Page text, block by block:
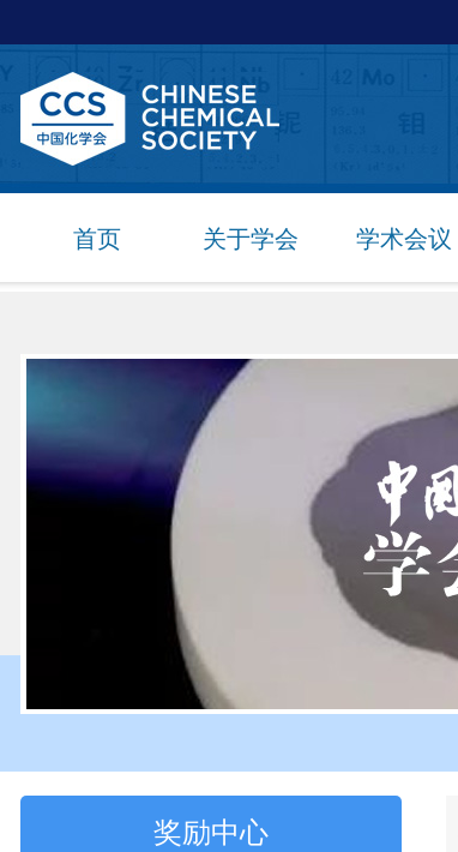
首页 关于学会 学术会议
奖励中心